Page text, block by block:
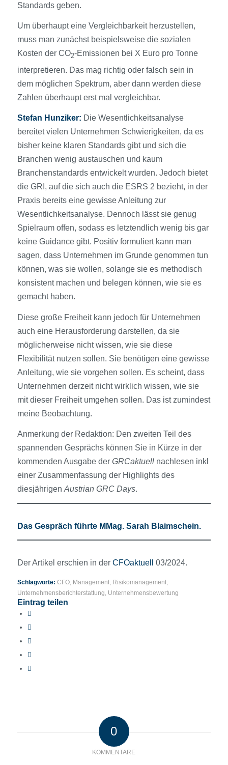
Standards geben.
Um überhaupt eine Vergleichbarkeit herzustellen,
muss man zunächst beispielsweise die sozialen
Kosten der CO2-Emissionen bei X Euro pro Tonne
interpretieren. Das mag richtig oder falsch sein in
dem möglichen Spektrum, aber dann werden diese
Zahlen überhaupt erst mal vergleichbar.
Stefan Hunziker: Die Wesentlichkeitsanalyse
bereitet vielen Unternehmen Schwierigkeiten, da es
bisher keine klaren Standards gibt und sich die
Branchen wenig austauschen und kaum
Branchenstandards entwickelt wurden. Jedoch bietet
die GRI, auf die sich auch die ESRS 2 bezieht, in der
Praxis bereits eine gewisse Anleitung zur
Wesentlichkeitsanalyse. Dennoch lässt sie genug
Spielraum offen, sodass es letztendlich wenig bis gar
keine Guidance gibt. Positiv formuliert kann man
sagen, dass Unternehmen im Grunde genommen tun
können, was sie wollen, solange sie es methodisch
konsistent machen und belegen können, wie sie es
gemacht haben.
Diese große Freiheit kann jedoch für Unternehmen
auch eine Herausforderung darstellen, da sie
möglicherweise nicht wissen, wie sie diese
Flexibilität nutzen sollen. Sie benötigen eine gewisse
Anleitung, wie sie vorgehen sollen. Es scheint, dass
Unternehmen derzeit nicht wirklich wissen, wie sie
mit dieser Freiheit umgehen sollen. Das ist zumindest
meine Beobachtung.
Anmerkung der Redaktion: Den zweiten Teil des
spannenden Gesprächs können Sie in Kürze in der
kommenden Ausgabe der GRCaktuellnachlesen inkl
einer Zusammenfassung der Highlights des
diesjährigen Austrian GRC Days.
Das Gespräch führte MMag. Sarah Blaimschein.
Der Artikel erschien in der CFOaktuell 03/2024.
Schlagworte: CFO, Management, Risikomanagement,
Unternehmensberichterstattung
Unternehmensbewertung
Eintrag teilen
0
KOMMENTARE